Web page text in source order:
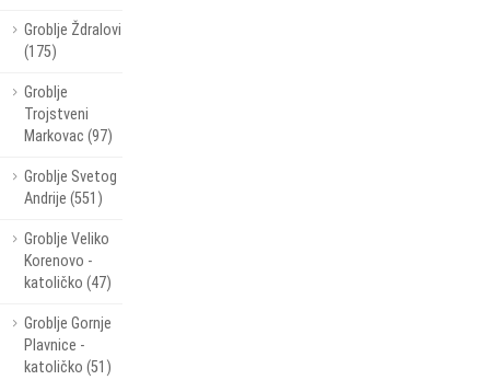
Groblje Ždralovi
(175)
Groblje
Trojstveni
Markovac (97)
Groblje Svetog
Andrije (551)
Groblje Veliko
Korenovo -
katoličko (47)
Groblje Gornje
Plavnice -
katoličko (51)